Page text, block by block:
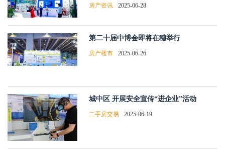
房产资讯 2025-06-28
第二十届中博会即将在穗举行
房产楼市 2025-06-26
城中区 开展安全宣传“进企业”活动
二手房交易 2025-06-19